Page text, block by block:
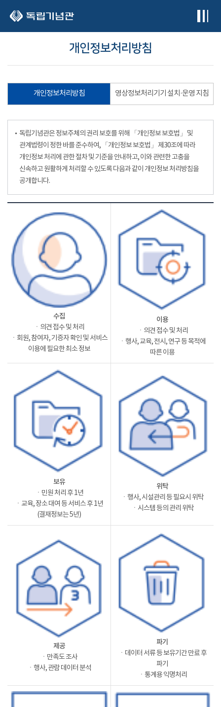
개인정보처리방침
개인정보처리방침 영상정보처리기기 설치·운영 지침
독립기념관은 정보주체의 권리 보호를 위해 「개인정보 보호법」 및
관계법령이 정한 바를 준수하여, 「개인정보 보호법」 제30조에 따라
개인정보 처리에 관한 절차 및 기준을 안내하고, 이와 관련한 고충을
신속하고 원활하게 처리할 수 있도록 다음과 같이 개인정보 처리방침을
공개합니다.
수집
ㆍ의견 접수 및 처리
ㆍ회원, 참여자, 기증자 확인 및 서비스
이용에 필요한 최소 정보
이용
ㆍ의견 접수 및 처리
ㆍ행사, 교육, 전시, 연구 등 목적에
따른 이용
보유
ㆍ민원 처리 후 1년
ㆍ교육, 장소 대여 등 서비스 후 1년
(결재정보는 5년)
위탁
ㆍ행사, 시설관리 등 필요시 위탁
ㆍ시스템 등의 관리 위탁
제공
ㆍ만족도 조사
ㆍ행사, 관람 데이터 분석
파기
ㆍ데이터 서류 등 보유기간 만료 후
파기
ㆍ통계용 익명처리